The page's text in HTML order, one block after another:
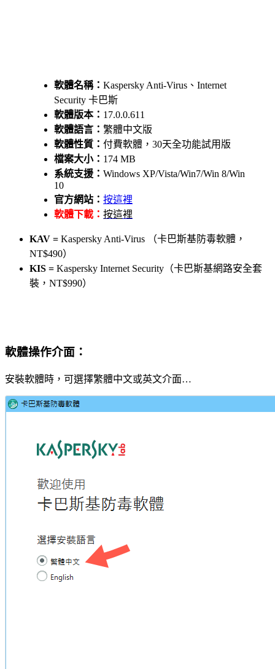
軟體名稱： Kaspersky Anti-Virus、Internet
Security 卡巴斯
軟體版本： 17.0.0.611
軟體語言： 繁體中文版
軟體性質： 付費軟體，30天全功能試用版
檔案大小： 174 MB
系統支援： Windows XP/Vista/Win7/Win 8/Win
10
官方網站： 按這裡
軟體下載： 按這裡
KAV = Kaspersky Anti-Virus （卡巴斯基防毒軟體，
NT$490）
KIS = Kaspersky Internet Security（卡巴斯基網路安全套
裝，NT$990）
軟體操作介面：
安裝軟體時，可選擇繁體中文或英文介面…